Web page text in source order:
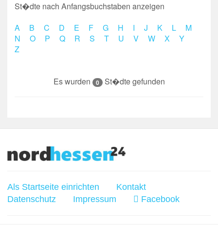
St�dte nach Anfangsbuchstaben anzeigen
A
B C D E F G H I J K L
M
N
O P Q R S T U V W X
Y
Z
Es wurden 0 St�dte gefunden
Als Startseite einrichten
Kontakt
Datenschutz
Impressum Facebook